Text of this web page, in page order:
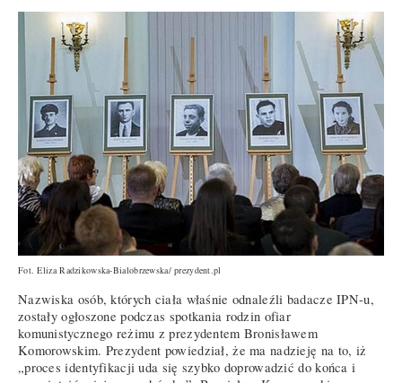
Fot. Eliza Radzikowska-Bialobrzewska/ prezydent.pl
Nazwiska osób, których ciała właśnie odnaleźli badacze IPN-u,
zostały ogłoszone podczas spotkania rodzin ofiar
komunistycznego reżimu z prezydentem Bronisławem
Komorowskim. Prezydent powiedział, że ma nadzieję na to, iż
„proces identyfikacji uda się szybko doprowadzić do końca i